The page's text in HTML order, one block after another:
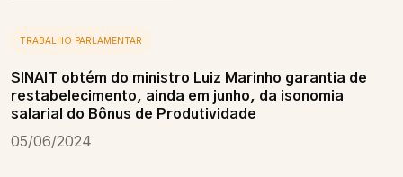
TRABALHO PARLAMENTAR
SINAIT obtém do ministro Luiz Marinho garantia de
restabelecimento, ainda em junho, da isonomia
salarial do Bônus de Produtividade
05/06/2024